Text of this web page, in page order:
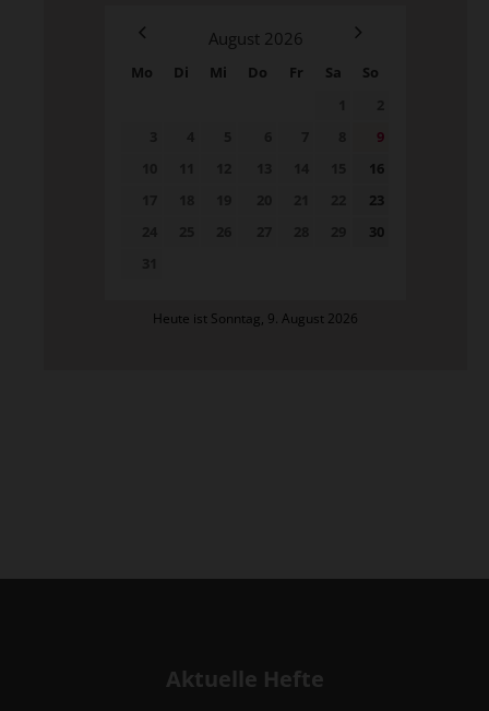
August 2026
Mo Di Mi Do Fr Sa
So
9
16
23
30
Heute ist Sonntag, 9. August 2026
Aktuelle Hefte